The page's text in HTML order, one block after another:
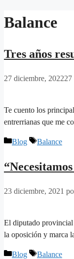
Saltar
al
Balance
Tres años
27 diciembre, 202227
Te cuento los
entrerrianas que me
Categorías
Blog Etiquetas
Balance
23 diciembre, 2021
El diputado provincial
la oposición y marca
Categorías
Blog Etiquetas
Balance